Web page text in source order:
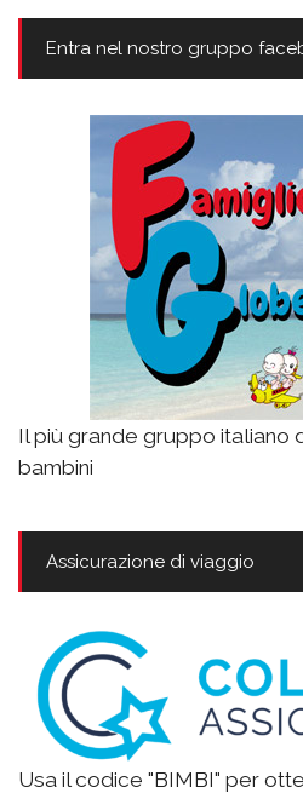
Entra nel nostro gruppo
Il più grande gruppo italiano
bambini
Assicurazione di viaggio
Usa il codice "BIMBI" per